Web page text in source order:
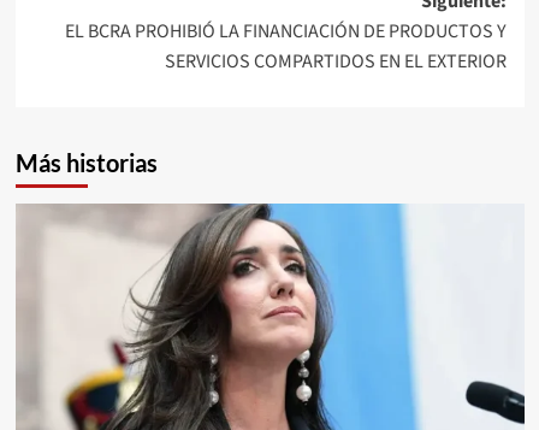
EL BCRA PROHIBIÓ LA FINANCIACIÓN DE PRODUCTOS Y
SERVICIOS COMPARTIDOS EN EL EXTERIOR
Más historias